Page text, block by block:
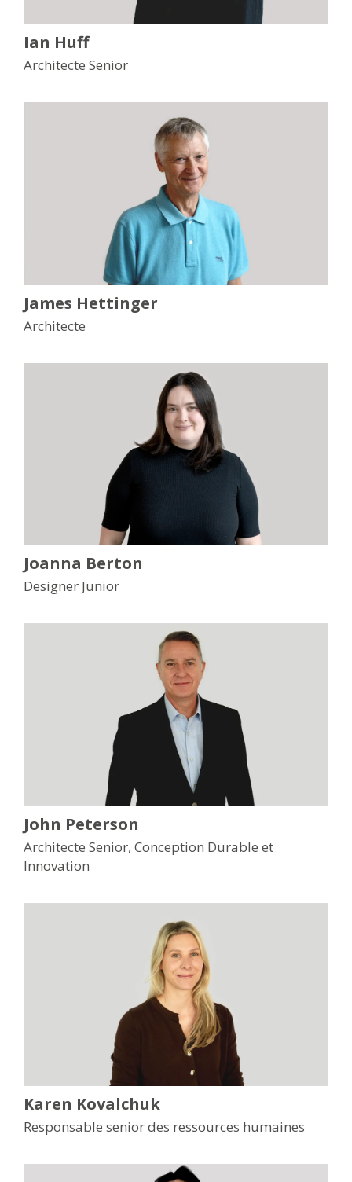
Ian Huff
Architecte Senior
James Hettinger
Architecte
Joanna Berton
Designer Junior
John Peterson
Architecte Senior, Conception Durable et
Innovation
Karen Kovalchuk
Responsable senior des ressources humaines